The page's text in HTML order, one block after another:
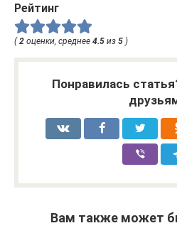
Рейтинг
( 2 оценки, среднее 4.5 из 5 )
Понравилась
Вам также может